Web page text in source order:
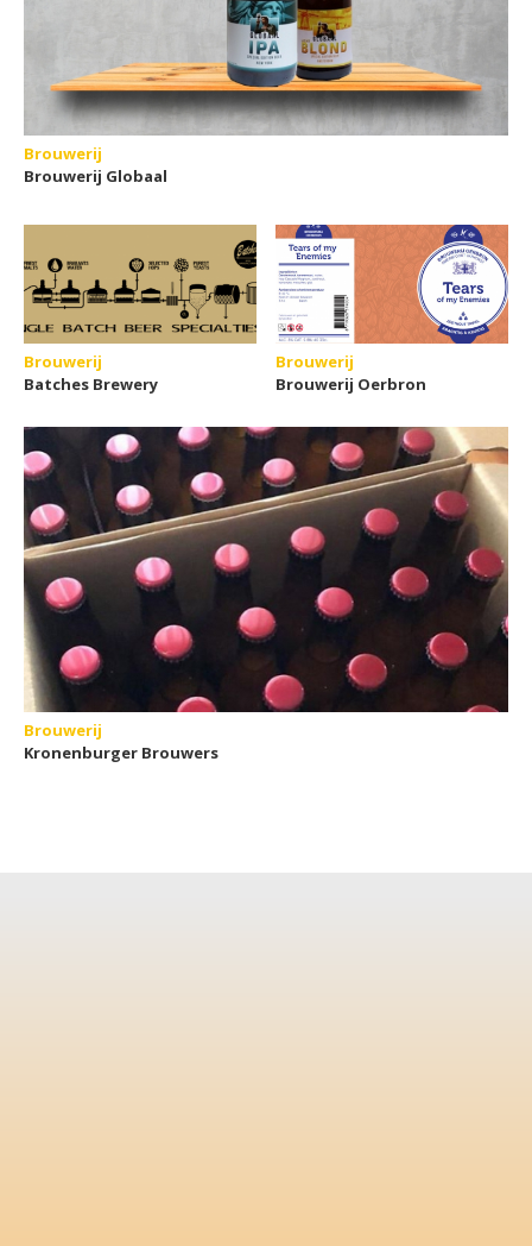
Brouwerij
Brouwerij Globaal
Brouwerij
Batches Brewery
Brouwerij
Brouwerij Oerbron
Brouwerij
Kronenburger Brouwers